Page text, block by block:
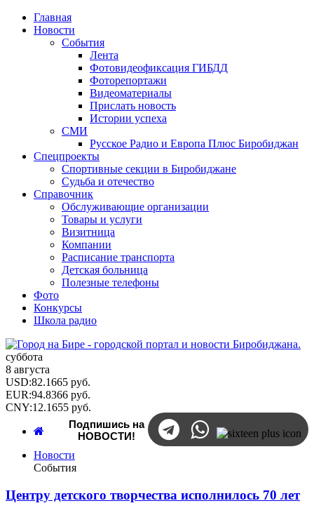
Главная
Новости
События
Лента
Фотовидеофиксация ГИБДД
Фоторепортажи
Видеоматериалы
Прислать новость
Истории успеха
СМИ
Русское Радио и Европа Плюс Биробиджан
Спецпроекты
Спортивные секции в Биробиджане
Судьба и отечество
Справочник
Обслуживающие организации
Товары и услуги
Визитница
Компании
Расписание транспорта
Детская больница
Полезные телефоны
Фото
Конкурсы
Школа радио
суббота
8 августа
USD:82.1665 руб.
EUR:94.8366 руб.
CNY:12.1655 руб.
Подпишись на
НОВОСТИ!
Новости
События
Центру детского творчества исполнилось 70 лет